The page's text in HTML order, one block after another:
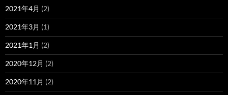
2021年4月 (2)
2021年3月 (1)
2021年1月 (2)
2020年12月 (2)
2020年11月 (2)